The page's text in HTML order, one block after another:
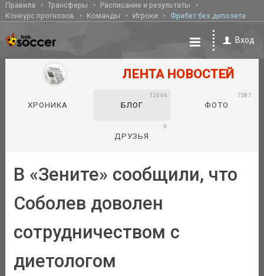
Правила Трансферы
Расписание и результаты
Конкурс прогнозов
Команды Игроки Фрибет без депозита
Вход
ЛЕНТА НОВОСТЕЙ
ХРОНИКА БЛОГ
12046
ФОТО
7587
ДРУЗЬЯ
0
В «Зените» сообщили, что
Соболев доволен
сотрудничеством с
диетологом